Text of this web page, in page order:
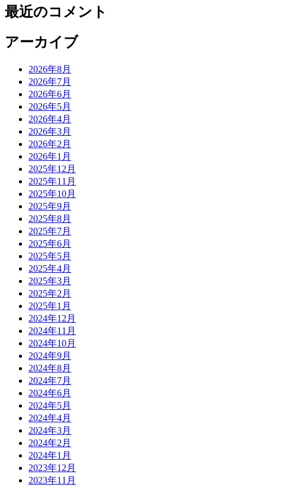
最近のコメント
アーカイブ
2026年8月
2026年7月
2026年6月
2026年5月
2026年4月
2026年3月
2026年2月
2026年1月
2025年12月
2025年11月
2025年10月
2025年9月
2025年8月
2025年7月
2025年6月
2025年5月
2025年4月
2025年3月
2025年2月
2025年1月
2024年12月
2024年11月
2024年10月
2024年9月
2024年8月
2024年7月
2024年6月
2024年5月
2024年4月
2024年3月
2024年2月
2024年1月
2023年12月
2023年11月